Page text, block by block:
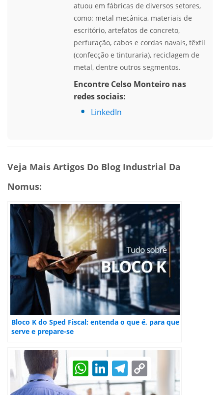
atuou em fábricas de diversos setores,
como: metal mecânica, materiais de
escritório, artefatos de concreto,
perfuração, cabos e cordas navais, têxtil
(confecção e tinturaria), reciclagem de
metal, dentre outros segmentos.
Encontre Celso Monteiro nas
redes sociais:
LinkedIn
Veja Mais Artigos Do Blog Industrial Da
Nomus:
Bloco K do Sped Fiscal: entenda o que é, para que
serve e prepare-se
WhatsAppLinkedInTelegram